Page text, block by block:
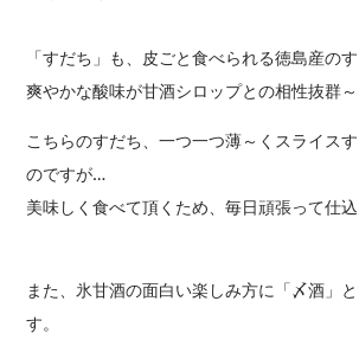
「すだち」も、皮ごと食べられる徳島産の
爽やかな酸味が甘酒シロップとの相性抜群～
こちらのすだち、一つ一つ薄～くスライス
のですが…
美味しく食べて頂くため、毎日頑張って仕込
また、氷甘酒の面白い楽しみ方に「〆酒」
す。